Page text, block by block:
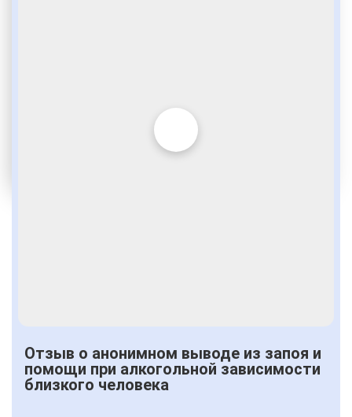
Отзыв о анонимном выводе из запоя и
помощи при алкогольной зависимости
близкого человека